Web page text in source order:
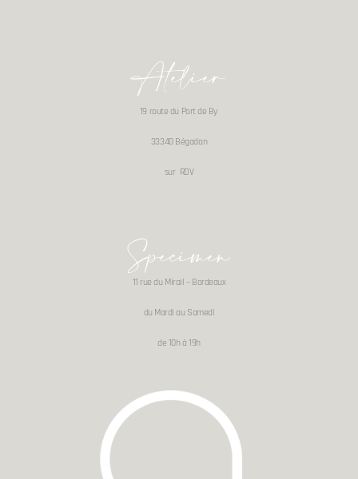
Atelier
19 route du Port de By
33340 Bégadan
sur RDV
Specimen
11 rue du Mirail – Bordeaux
du Mardi au Samedi
de 10h à 19h